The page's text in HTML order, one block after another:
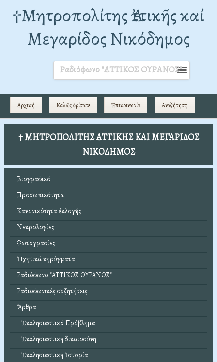
†Mητροπολίτης Ἀττικῆς καί
Μεγαρίδος Νικόδημος
Ραδιόφωνο "ΑΤΤΙΚΟΣ ΟΥΡΑΝΟΣ"
Αρχική Καλῶς ὁρίσατε Ἐπικοινωνία Αναζήτηση
† ΜΗΤΡΟΠΟΛΙΤΗΣ ΑΤΤΙΚΗΣ ΚΑΙ ΜΕΓΑΡΙΔΟΣ
ΝΙΚΟΔΗΜΟΣ
Βιογραφικό
Προσωπικότητα
Κανονικότητα ἐκλογῆς
Νεκρολογίες
Φωτογραφίες
Ἠχητικά κηρύγματα
Ραδιόφωνο "ΑΤΤΙΚΟΣ ΟΥΡΑΝΟΣ"
Ραδιοφωνικές συζητήσεις
Ἄρθρα
Ἐκκλησιαστικό Πρόβλημα
Ἐκκλησιαστική δικαιοσύνη
Ἐκκλησιαστική Ἱστορία